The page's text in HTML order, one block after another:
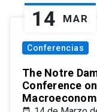
14 MAR
Conferencias
The Notre
Conference